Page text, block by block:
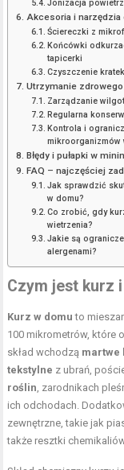
Jonizacja
Akcesoria i
Ściereczki z
Końcówki
tapicerki
Czyszczenie
Utrzymanie
Zarządzanie
Regularna
Kontrola i
mikroorganizmów
Błędy i pułapki w
FAQ – najczęściej
Jak sprawdzić
w domu?
Co zrobić, gdy
wietrzenia?
Jakie są
alergenami?
Czym jest kurz
Kurz w domu to
100 mikrometrów, które
skład wchodzą martwe
tekstylne z ubrań,
roślin, zarodnikach
ich odchodach.
zewnętrzne, takie jak
także resztki